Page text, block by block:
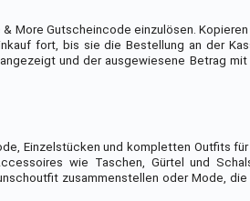
More Gutscheincode einzulösen. Kopieren
fort, bis sie die Bestellung an der
und der ausgewiesene Betrag
Einzelstücken und kompletten Outfits
wie Taschen, Gürtel und
zusammenstellen oder Mode, die